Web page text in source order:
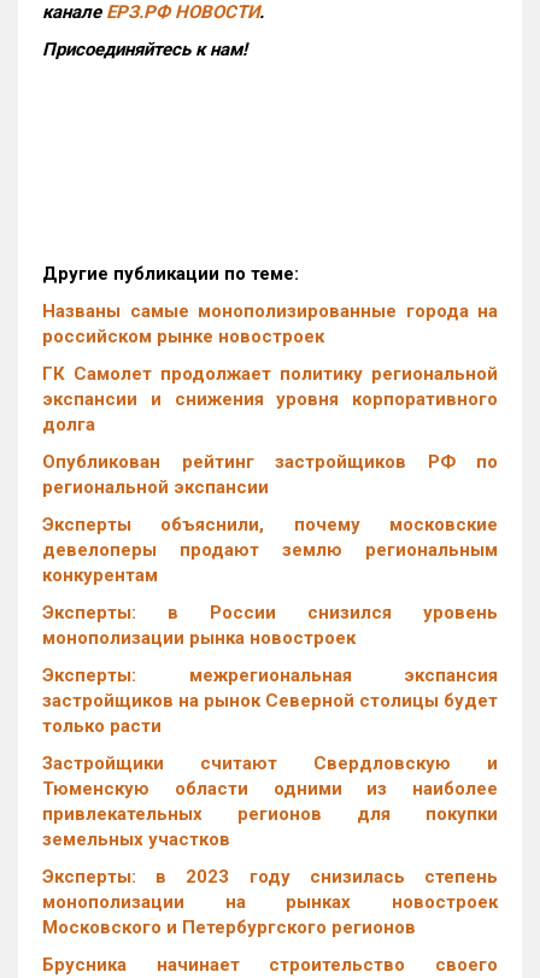
канале ЕРЗ.РФ НОВОСТИ.
Присоединяйтесь к нам!
Другие публикации по теме:
Названы самые монополизированные города на
российском рынке новостроек
ГК Самолет продолжает политику региональной
экспансии и снижения уровня корпоративного
долга
Опубликован рейтинг застройщиков РФ по
региональной экспансии
Эксперты объяснили, почему московские
девелоперы продают землю региональным
конкурентам
Эксперты: в России снизился уровень
монополизации рынка новостроек
Эксперты: межрегиональная экспансия
застройщиков на рынок Северной столицы будет
только расти
Застройщики считают Свердловскую и
Тюменскую области одними из наиболее
привлекательных регионов для покупки
земельных участков
Эксперты: в 2023 году снизилась степень
монополизации на рынках новостроек
Московского и Петербургского регионов
Брусника начинает строительство своего